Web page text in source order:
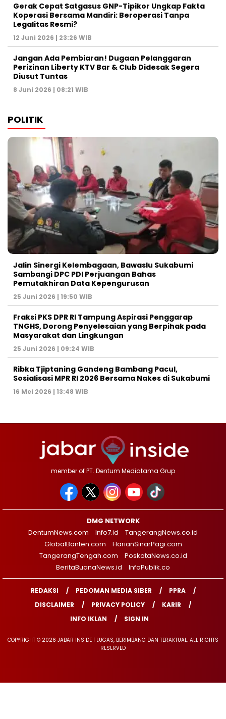
Gerak Cepat Satgasus GNP-Tipikor Ungkap Fakta
Koperasi Bersama Mandiri: Beroperasi Tanpa
Legalitas Resmi?
12 Juni 2026 | 23:26 WIB
Jangan Ada Pembiaran! Dugaan Pelanggaran
Perizinan Liberty KTV Bar & Club Didesak Segera
Diusut Tuntas
8 Juni 2026 | 08:21 WIB
POLITIK
Jalin Sinergi Kelembagaan, Bawaslu Sukabumi
Sambangi DPC PDI Perjuangan Bahas
Pemutakhiran Data Kepengurusan
25 Juni 2026 | 19:50 WIB
‎Fraksi PKS DPR RI Tampung Aspirasi Penggarap
TNGHS, Dorong Penyelesaian yang Berpihak pada
Masyarakat dan Lingkungan‎
25 Juni 2026 | 09:24 WIB
Ribka Tjiptaning Gandeng Bambang Pacul,
Sosialisasi MPR RI 2026 Bersama Nakes di Sukabumi
16 Mei 2026 | 13:48 WIB
member of PT. Dentum Mediatama Grup
DMG NETWORK
DentumNews.com
Info7.id
TangerangNews.co.id
GlobalBanten.com
HarianSinarPagi.com
TangerangTengah.com
PoskotaNews.co.id
BeritaBuanaNews.id
InfoPublik.co
REDAKSI PEDOMAN MEDIA SIBER
PPRA
DISCLAIMER
PRIVACY POLICY
KARIR
INFO IKLAN
SIGN IN
COPYRIGHT © 2026 JABAR INSIDE | LUGAS, BERIMBANG DAN TERAKTUAL. ALL RIGHTS
RESERVED